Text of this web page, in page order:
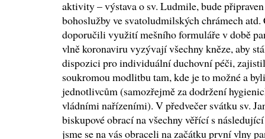
aktivity – výstava o sv. Ludmile, bude
bohoslužby ve svatoludmilských chrámech
doporučili využití mešního formuláře v době
vlně koronaviru vyzývají všechny kněze, aby
dispozici pro individuální duchovní péči,
soukromou modlitbu tam, kde je to možné a
jednotlivcům (samozřejmě za dodržení
vládními nařízeními). V předvečer svátku sv.
biskupové obrací na všechny věřící s
jsme se na vás obraceli na začátku první vlny